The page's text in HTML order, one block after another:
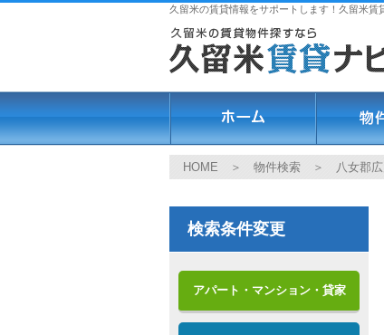
久留米の賃貸情報をサポートします！久留米賃
HOME ＞ 物件検索 ＞ 八女郡広
検索条件変更
アパート・マンション・貸家